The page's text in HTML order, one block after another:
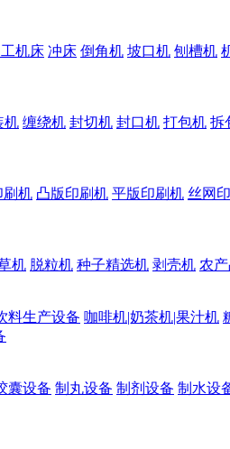
机床 冲床 倒角机 坡口机 刨槽机
机 缠绕机 封切机 封口机 打包机 拆
刷机 凸版印刷机 平版印刷机 丝网
机 脱粒机 种子精选机 剥壳机 农
料生产设备 咖啡机|奶茶机|果汁机
囊设备 制丸设备 制剂设备 制水设